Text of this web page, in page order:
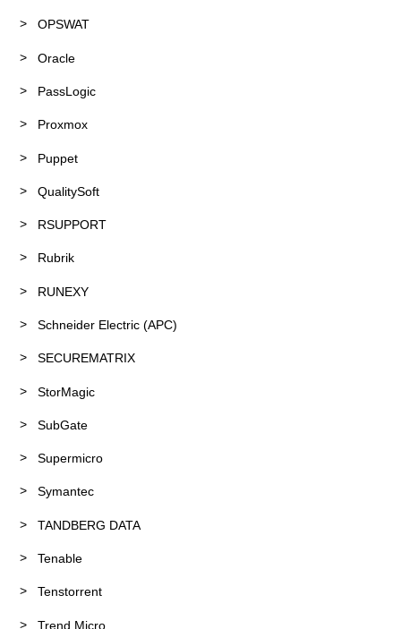
OPSWAT
Oracle
PassLogic
Proxmox
Puppet
QualitySoft
RSUPPORT
Rubrik
RUNEXY
Schneider Electric (APC)
SECUREMATRIX
StorMagic
SubGate
Supermicro
Symantec
TANDBERG DATA
Tenable
Tenstorrent
Trend Micro